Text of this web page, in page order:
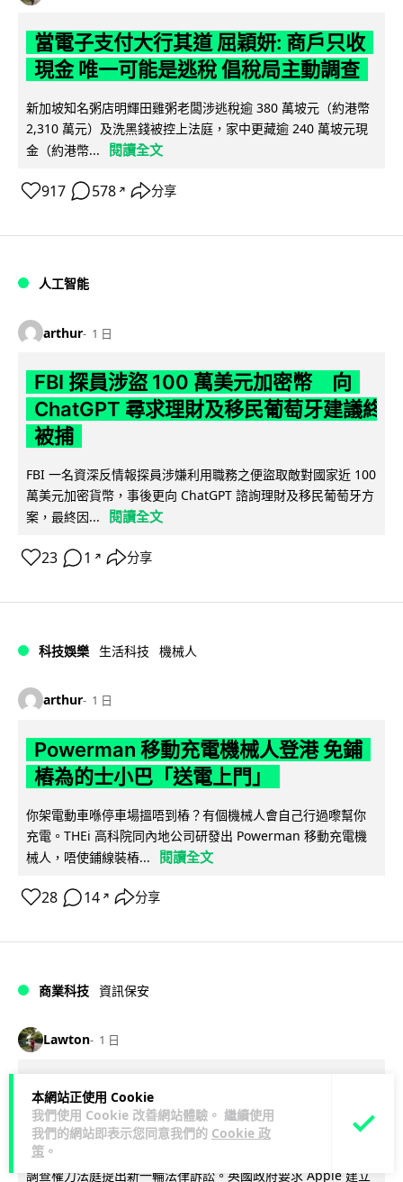
本網站正使用 Cookie
我們使用 Cookie 改善網站體驗。 繼續使用
我們的網站即表示您同意我們的 Cookie 政
策 。
當電子支付大行其道 屈穎妍: 商戶只收
現金 唯一可能是逃稅 倡稅局主動調查
新加坡知名粥店明輝田雞粥老闆涉逃稅逾 380 萬坡元（約港幣
2,310 萬元）及洗黑錢被控上法庭，家中更藏逾 240 萬坡元現
金（約港幣...
閱讀全文
917 578 ↗ 分享
人工智能
arthur 1 日
FBI 探員涉盜 100 萬美元加密幣 向
ChatGPT 尋求理財及移民葡萄牙建議終
被捕
FBI 一名資深反情報探員涉嫌利用職務之便盜取敵對國家近 100
萬美元加密貨幣，事後更向 ChatGPT 諮詢理財及移民葡萄牙方
案，最終因...
閱讀全文
23 1 ↗ 分享
科技娛樂 生活科技 機械人
arthur 1 日
Powerman 移動充電機械人登港 免鋪
樁為的士小巴「送電上門」
你架電動車喺停車場搵唔到樁？有個機械人會自己行過嚟幫你
充電。THEi 高科院同內地公司研發出 Powerman 移動充電機
械人，唔使鋪線裝樁...
閱讀全文
28 14 ↗ 分享
商業科技 資訊保安
Lawton 1 日
被命令製造「後門」 Apple 再控告英國
政府 加密後門爭議延燒逾 1 年
Apple 證實已就英國政府要求取得用戶加密資料一事，向英國
調查權力法庭提出新一輪法律訴訟。英國政府要求 Apple 建立